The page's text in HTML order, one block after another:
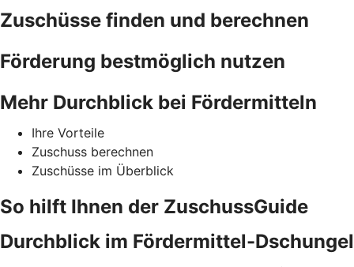
Zuschüsse finden und berechnen
Förderung bestmöglich nutzen
Mehr Durchblick bei Fördermitteln
Ihre Vorteile
Zuschuss berechnen
Zuschüsse im Überblick
So hilft Ihnen der ZuschussGuide
Durchblick im Fördermittel-Dschungel